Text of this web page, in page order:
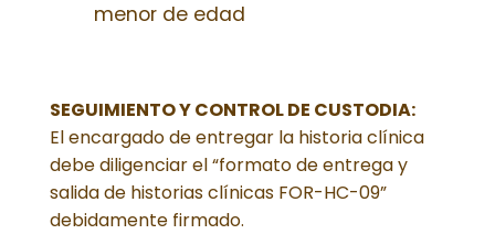
menor de edad
SEGUIMIENTO Y CONTROL DE CUSTODIA:
El encargado de entregar la historia clínica
debe diligenciar el “formato de entrega y
salida de historias clínicas FOR-HC-09”
debidamente firmado.